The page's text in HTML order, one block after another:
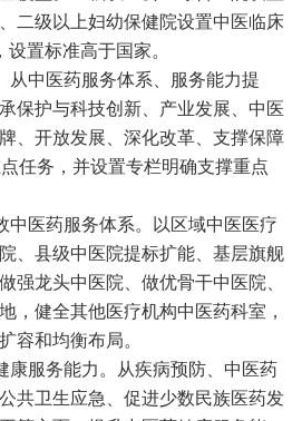
二级以上妇幼保健院设置中医临床
置标准高于国家。
从中医药服务体系、服务能力提
保护与科技创新、产业发展、中医
、开放发展、深化改革、支撑保障
任务，并设置专栏明确支撑重点
中医药服务体系。以区域中医医疗
、县级中医院提标扩能、基层旗舰
强龙头中医院、做优骨干中医院、
，健全其他医疗机构中医药科室，
容和均衡布局。
康服务能力。从疾病预防、中医药
共卫生应急、促进少数民族医药发